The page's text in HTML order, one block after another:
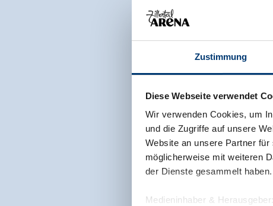
Zustimmung
Diese Webseite verwendet
Wir verwenden Cookies, um
und die Zugriffe auf unsere
Website an unsere Partner
möglicherweise mit weiteren
der Dienste gesammelt haben.
Medieninhaber & Herausgeber: